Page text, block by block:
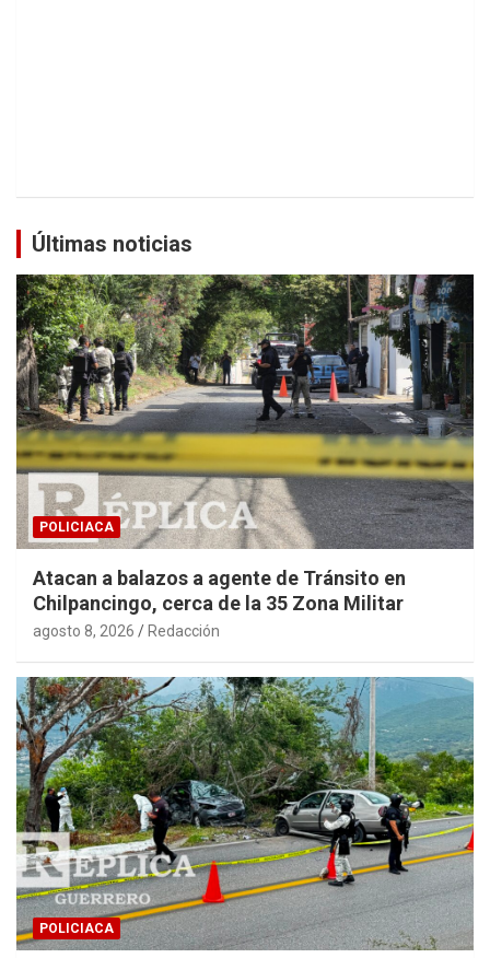
Últimas noticias
POLICIACA
Atacan a balazos a agente de Tránsito en
Chilpancingo, cerca de la 35 Zona Militar
agosto 8, 2026 Redacción
POLICIACA